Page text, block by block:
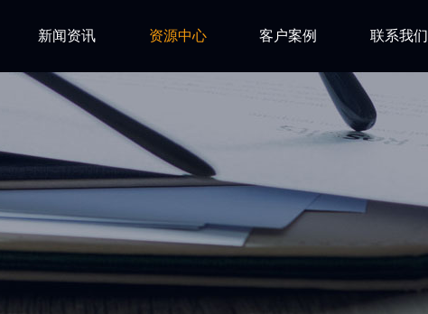
新闻资讯
亿道动态
市场活动
资源中心
安装文档
技术文档
网络研讨会
客户案例 联系我们